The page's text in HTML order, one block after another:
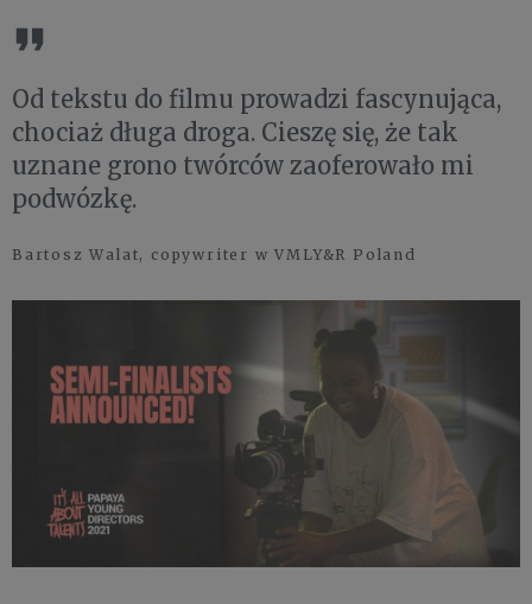
Od tekstu do filmu prowadzi fascynująca,
chociaż długa droga. Cieszę się, że tak
uznane grono twórców zaoferowało mi
podwózkę.
Bartosz Walat, copywriter w VMLY&R Poland